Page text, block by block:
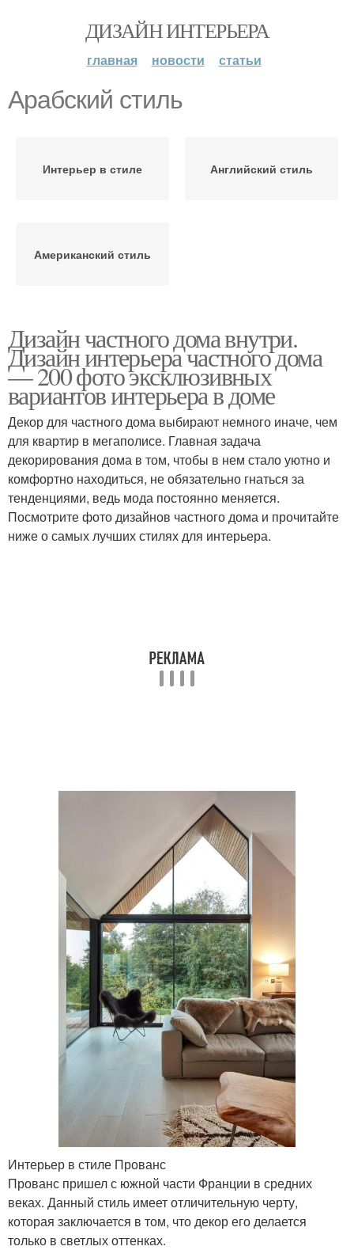
ДИЗАЙН ИНТЕРЬЕРА
главная новости статьи
Арабский стиль
Интерьер в стиле Английский стиль
Американский стиль
Дизайн частного дома внутри.
Дизайн интерьера частного дома
— 200 фото эксклюзивных
вариантов интерьера в доме
Декор для частного дома выбирают немного иначе, чем
для квартир в мегаполисе. Главная задача
декорирования дома в том, чтобы в нем стало уютно и
комфортно находиться, не обязательно гнаться за
тенденциями, ведь мода постоянно меняется.
Посмотрите фото дизайнов частного дома и прочитайте
ниже о самых лучших стилях для интерьера.
Интерьер в стиле Прованс
Прованс пришел с южной части Франции в средних
веках. Данный стиль имеет отличительную черту,
которая заключается в том, что декор его делается
только в светлых оттенках.